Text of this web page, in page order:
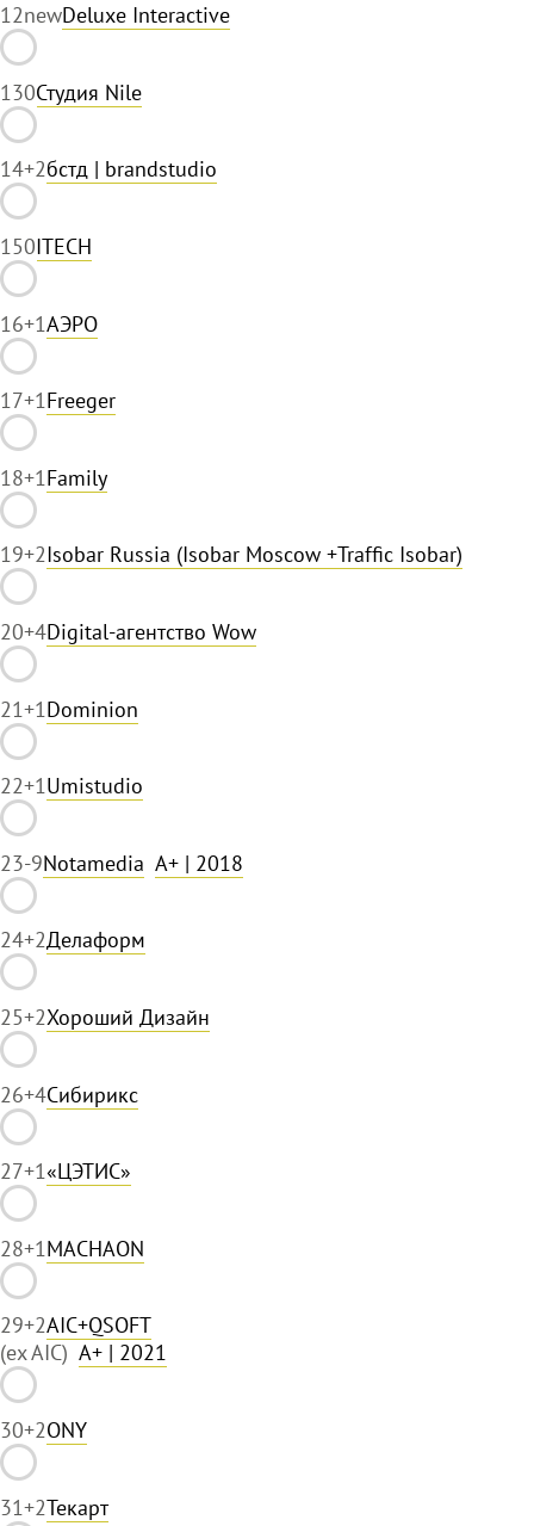
12newDeluxe Interactive
130Студия Nile
14+2бстд | brandstudio
150ITECH
16+1АЭРО
17+1Freeger
18+1Family
19+2Isobar Russia (Isobar Moscow +Traffic Isobar)
20+4Digital-агентство Wow
21+1 Dominion
22+1Umistudio
23-9Notamedia A+ | 2018
24+2Делаформ
25+2Хороший Дизайн
26+4Сибирикс
27+1«ЦЭТИС»
28+1MACHAON
29+2AIC+QSOFT
(ex AIC) A+ | 2021
30+2ONY
31+2Текарт